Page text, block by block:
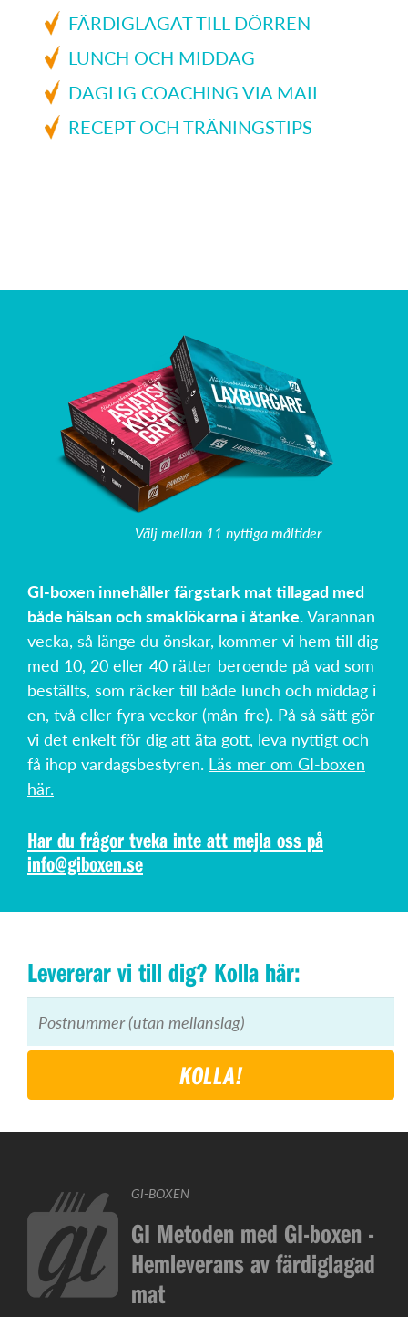
FÄRDIGLAGAT TILL DÖRREN
LUNCH OCH MIDDAG
DAGLIG COACHING VIA MAIL
RECEPT OCH TRÄNINGSTIPS
Välj mellan 11 nyttiga måltider
GI-boxen innehåller färgstark mat tillagad med
både hälsan och smaklökarna i åtanke.Varannan
vecka, så länge du önskar, kommer vi hem till dig
med 10, 20 eller 40 rätter beroende på vad som
beställts, som räcker till både lunch och middag i
en, två eller fyra veckor (mån-fre). På så sätt gör
vi det enkelt för dig att äta gott, leva nyttigt och
få ihop vardagsbestyren. Läs mer om GI-boxen
här.
Har du frågor tveka inte att mejla oss på
info@giboxen.se
Levererar vi till dig? Kolla här:
KOLLA!
GI-BOXEN
GI Metoden med GI-boxen -
Hemleverans av färdiglagad
mat